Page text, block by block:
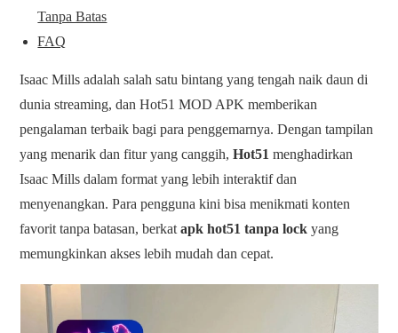
Tanpa Batas
FAQ
Isaac Mills adalah salah satu bintang yang tengah naik daun di
dunia streaming, dan Hot51 MOD APK memberikan
pengalaman terbaik bagi para penggemarnya. Dengan tampilan
yang menarik dan fitur yang canggih,Hot51 menghadirkan
Isaac Mills dalam format yang lebih interaktif dan
menyenangkan. Para pengguna kini bisa menikmati konten
favorit tanpa batasan, berkatapk hot51 tanpa lock yang
memungkinkan akses lebih mudah dan cepat.